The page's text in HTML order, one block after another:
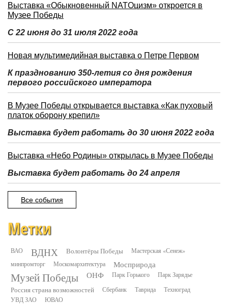
Выставка «Обыкновенный NATOцизм» откроется в
Музее Победы
С 22 июня до 31 июля 2022 года
Новая мультимедийная выставка о Петре Первом
К празднованию 350-летия со дня рождения
первого российского императора
В Музее Победы открывается выставка «Как пуховый
платок оборону крепил»
Выставка будет работать до 30 июня 2022 года
Выставка «Небо Родины» открылась в Музее Победы
Выставка будет работать до 24 апреля
Все события
Метки
ВАО ВДНХ Волонтёры Победы
Мастерская «Сенеж»
минпромторг
Москомархитектура Мосприрода
Музей Победы ОНФ Парк Горького Парк Зарядье
Россия страна возможностей Сбербанк Таврида
Техноград
УВД ЗАО
ЮВАО